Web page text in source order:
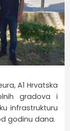
A1 Hrvatska
gradova i
infrastrukturu
godinu dana.